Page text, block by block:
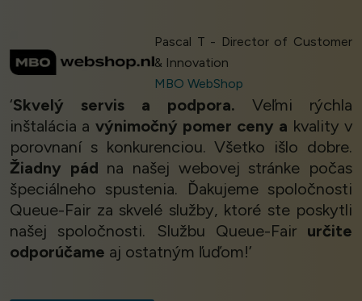
Pascal T - Director of Customer
& Innovation
MBO WebShop
‘Skvelý servis a podpora. Veľmi rýchla
inštalácia a výnimočný pomer ceny a kvality v
porovnaní s konkurenciou. Všetko išlo dobre.
Žiadny pád na našej webovej stránke počas
špeciálneho spustenia. Ďakujeme spoločnosti
Queue-Fair za skvelé služby, ktoré ste poskytli
našej spoločnosti. Službu Queue-Fair určite
odporúčame aj ostatným ľuďom!’